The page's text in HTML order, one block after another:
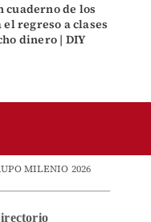
cuaderno de los
el regreso a clases
dinero | DIY
MILENIO 2026